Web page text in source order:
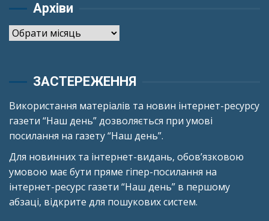
Архіви
Архіви
ЗАСТЕРЕЖЕННЯ
Використання матеріалів та новин інтернет-ресурсу
газети “Наш день” дозволяється при умові
посилання на газету “Наш день”.
Для новинних та інтернет-видань, обов’язковою
умовою має бути пряме гіпер-посилання на
інтернет-ресурс газети “Наш день” в першому
абзаці, відкрите для пошукових систем.